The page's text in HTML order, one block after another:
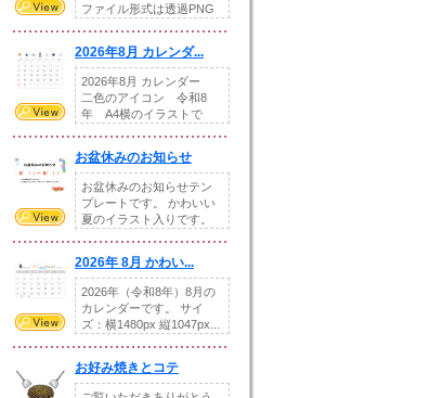
ファイル形式は透過PNG
2026年8月 カレンダ...
2026年8月 カレンダー
二色のアイコン 令和8
年 A4横のイラストで
お盆休みのお知らせ
お盆休みのお知らせテン
プレートです。 かわいい
夏のイラスト入りです。
2026年 8月 かわい...
2026年（令和8年）8月の
カレンダーです。 サイ
ズ：横1480px 縦1047px...
お好み焼きとコテ